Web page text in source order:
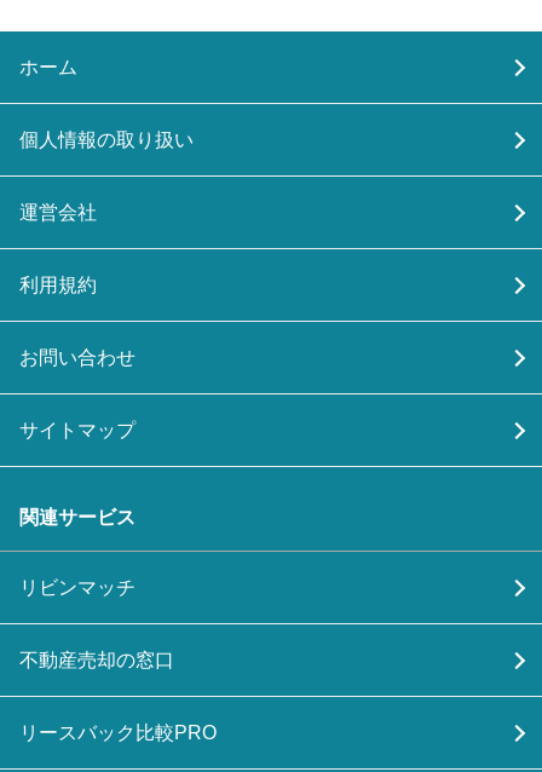
ホーム
個人情報の取り扱い
運営会社
利用規約
お問い合わせ
サイトマップ
関連サービス
リビンマッチ
不動産売却の窓口
リースバック比較PRO